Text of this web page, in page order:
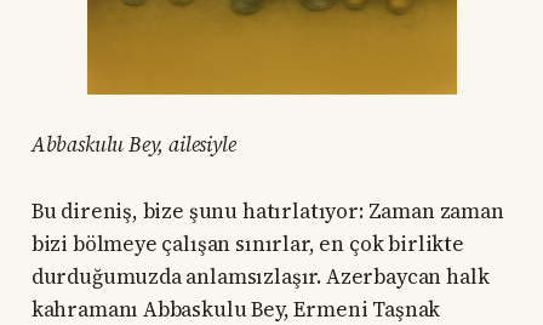
Abbaskulu Bey, ailesiyle
Bu direniş, bize şunu hatırlatıyor: Zaman zaman
bizi bölmeye çalışan sınırlar, en çok birlikte
durduğumuzda anlamsızlaşır. Azerbaycan halk
kahramanı Abbaskulu Bey, Ermeni Taşnak